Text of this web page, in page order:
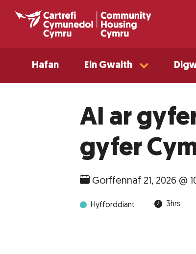
Hafan Ein Gwaith
AI ar
gyfer
Gorffennaf 21, 2026 @
Hyfforddiant 3hrs